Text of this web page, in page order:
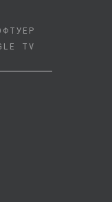
TV